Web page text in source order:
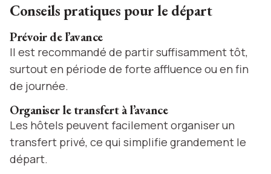
Conseils pratiques pour le départ
Prévoir de l’avance
Il est recommandé de partir suffisamment tôt,
surtout en période de forte affluence ou en fin
de journée.
Organiser le transfert à l’avance
Les hôtels peuvent facilement organiser un
transfert privé, ce qui simplifie grandement le
départ.